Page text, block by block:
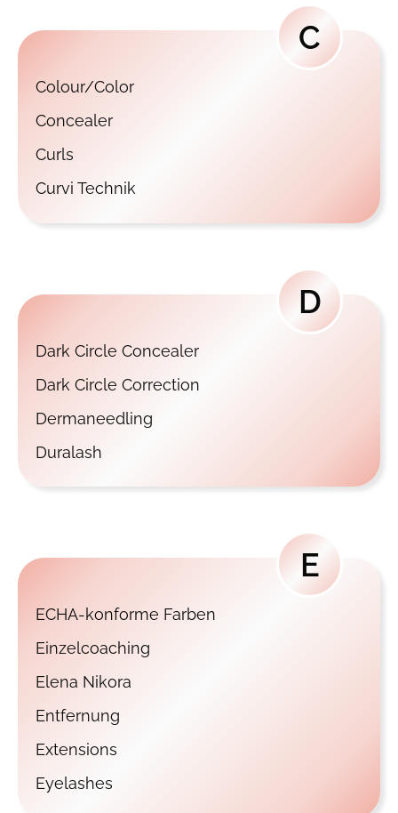
C
Colour/Color
Concealer
Curls
Curvi Technik
D
Dark Circle Concealer
Dark Circle Correction
Dermaneedling
Duralash
E
ECHA-konforme Farben
Einzelcoaching
Elena Nikora
Entfernung
Extensions
Eyelashes